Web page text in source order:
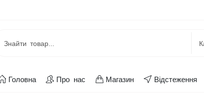
Головна Про нас Магазин Відстеження